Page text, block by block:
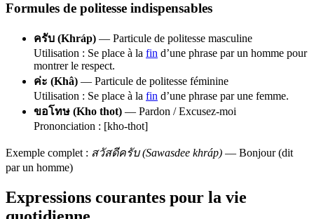
Formules de politesse indispensables
ครับ (Khráp) — Particule de politesse masculine
Utilisation : Se place à la fin d’une phrase par un homme pour
montrer le respect.
ค่ะ (Khâ) — Particule de politesse féminine
Utilisation : Se place à la fin d’une phrase par une femme.
ขอโทษ (Kho thot) — Pardon / Excusez-moi
Prononciation : [kho-thot]
Exemple complet : สวัสดีครับ (Sawasdee khráp) — Bonjour (dit
par un homme)
Expressions courantes pour la vie